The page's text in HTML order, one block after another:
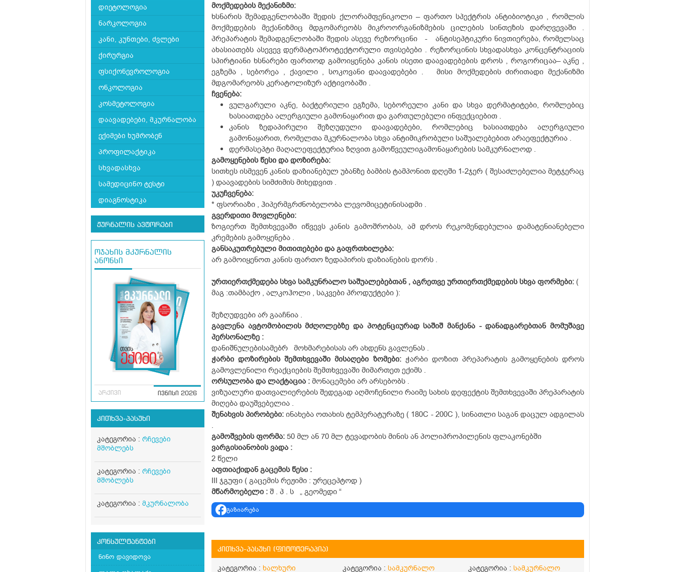
დიეტოლოგია
ნარკოლოგია
კანი, კუნთები, ძვლები
ქირურგია
ფსიქონევროლოგია
ონკოლოგია
კოსმეტოლოგია
დაავადებები, მკურნალობა
ექიმები ხუმრობენ
პროფილაქტიკა
სხვადასხვა
სამედიცინო ტესტი
დიაგნოსტიკა
ჟურნალის ავტორები
ოჯახის მკურნალის
ანონსი
არქივი ივნისი 2026
კითხვა-პასუხი
კატეგორია : რჩევები
მშობლებს
კატეგორია : რჩევები
მშობლებს
კატეგორია : მკურნალობა
კონსულტანტები
ნინო დავიდოვა
მოქმედებისმექანიზმი:
ხსნარის შემადგენლობაში შედის ქლორამფენიკოლი – ფართო სპექტრის ანტიბიოტიკი , რომლის
მოქმედების მექანიზმიც მდგომარეობს მიკროორგანიზმების ცილების სინთეზის დარღვევაში .
პრეპარატის შემადგენლობაში შედის ასევე რეზორცინი - ანტისეპტიკური ნივთიერება, რომელსაც
ახასიათებს ასევევ დერმატოპროტექტორული თვისებები . რეზორცინის სხვადასხვა კონცენტრაციის
სპირტიანი ხსნარები ფართოდ გამოიყენება კანის ისეთი დაავადებების დროს , როგორიცაა– აკნე ,
ეგზემა , სებორეა , ქავილი , სოკოვანი დაავადებები . მისი მოქმედების ძირითადი მექანიზმი
მდგომარეობს კერატოლიზურ აქტივობაში .
ჩვენება:
ვულგარული აკნე, ბაქტერიული ეგზემა, სებორეული კანი და სხვა დერმატიტები, რომლებიც
ხასიათდება ალერგიული გამონაყარით და გართულებული ინფექციებით .
კანის ზედაპირული შეზღუდული დაავადებები, რომლებიც ხასიათდება ალერგიული
გამონაყარით, რომელთა მკურნალობა სხვა ანტიმიკრობული საშუალებებით არაეფექტურია .
დერმასეპტი მაღალეფექტურია ზღვით გამოწვეულიგამონაყარების სამკურნალოდ .
გამოყენების წესი და დოზირება:
სითხეს ისმევენ კანის დაზიანებულ უბანზე ბამბის ტამპონით დღეში 1-2ჯერ ( შესაძლებელია მეტჯერაც
) დაავადების სიმძიმის მიხედვით .
უკუჩვენება:
* ფსორიაზი , ჰიპერმგრძნობელობა ლევომიცეტინისადმი .
გვერდითი მოვლენები:
ზოგიერთ შემთხვევაში იწვევს კანის გამოშრობას, ამ დროს რეკომენდებულია დამატენიანებელი
კრემების გამოყენება .
განსაკუთრებული მითითებები და გაფრთხილება:
არ გამოიყენოთ კანის ფართო ზედაპირის დაზიანების დორს .
ურთიერთქმედება სხვა სამკუნრალო საშუალებებთან , აგრეთვე ურთიერთქმედების სხვა ფორმები: (
მაგ :თამბაქო , ალკოჰოლი , საკვები პროდუქტები ):
შეზღუდვები არ გააჩნია .
გავლენა ავტომობილისმძღოლებზედა პოტენციურად საშიშმანქანა -დანადგარებთანმომუშავე
პერსონალზე :
დანიშნულებისამებრ მოხმარებისას არ ახდენს გავლენას .
ჭარბიდოზირებისშემთხვევაშიმისაღები ზომები:ჭარბი დოზით პრეპარატის გამოყენების დროს
გამოვლენილი რეაქციების შემთხვევაში მიმართეთ ექიმს .
ორსულობა და ლაქტაცია : მონაცემები არ არსებობს .
ვიზუალური დათვალიერების შედეგად აღმოჩენილი რაიმე სახის დეფექტის შემთხვევაში პრეპარატის
მიღება დაუშვებელია .
შენახვისპირობები: ინახება ოთახის ტემპერატურაზე ( 180C - 200C ), სინათლი საგან დაცულ ადგილას
.
გამოშვებისფორმა: 50 მლ ან 70 მლ ტევადობის მინის ან პოლიპროპილენის ფლაკონებში
ვარგისიანობისვადა :
2 წელი
აფთიაქიდანგაცემის წესი :
III ჯგუფი ( გაცემის რეჟიმი : ურეცეპტოდ )
მწარმოებელი : შ . პ . ს „ გეომედი “
გაზიარება
კითხვა-პასუხი (ფიტოტერაპია)
კატეგორია : ხალხური კატეგორია :სამკურნალო კატეგორია : სამკურნალო